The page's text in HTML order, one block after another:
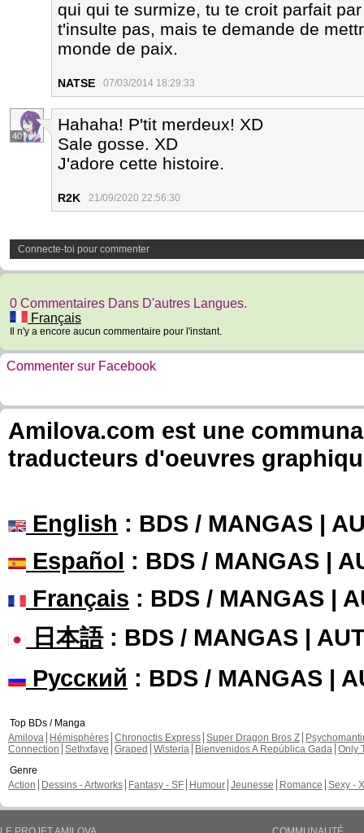
qui qui te surmize, tu te croit parfait
t'insulte pas, mais te demande de
monde de paix.
NATSE 07/03/2014 18:29:33
40
Hahaha! P'tit merdeux! XD
Sale gosse. XD
J'adore cette histoire.
R2K 21/09/2020 22:56:30
Connecte-toi pour commenter
0 Commentaires Dans D'autres Langues.
Français
Il n'y a encore aucun commentaire pour l'instant.
Commenter sur Facebook
Amilova.com est une
traducteurs d'oeuvres
English : BDS / MANGAS |
Español : BDS / MANGAS |
Français : BDS / MANGAS |
日本語: BDS / MANGAS |
Русский : BDS / MANGAS |
Top BDs / Manga
Amilova
Hémisphères Chronoctis Express Super Dragon Bros Z
Connection Sethxfaye Graped Wisteria Bienvenidos A República Gada Only
Genre
Action
Dessins - Artworks Fantasy - SF Humour Jeunesse Romance Sexy -